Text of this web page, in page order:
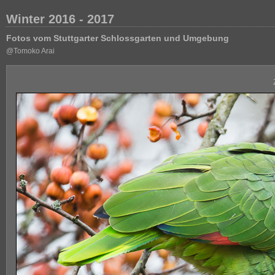
Winter 2016 - 2017
Fotos vom Stuttgarter Schlossgarten und Umgebung
@Tomoko Arai